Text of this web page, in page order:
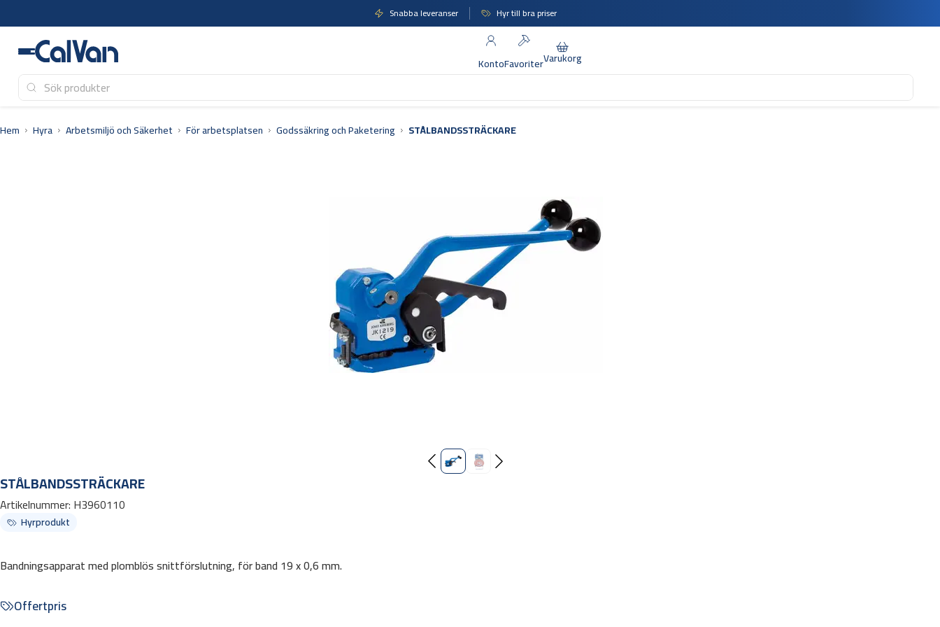
till
Snabba leveranser Hyr till bra priser
KontoFavoriterVarukorg
Hem Hyra Arbetsmiljö och Säkerhet För arbetsplatsen Godssäkring och Paketering STÅLBANDSSTRÄCKARE
STÅLBANDSSTRÄCKARE
Artikelnummer: H3960110
Hyrprodukt
Bandningsapparat med plomblös snittförslutning, för band 19 x 0,6 mm.
Offertpris